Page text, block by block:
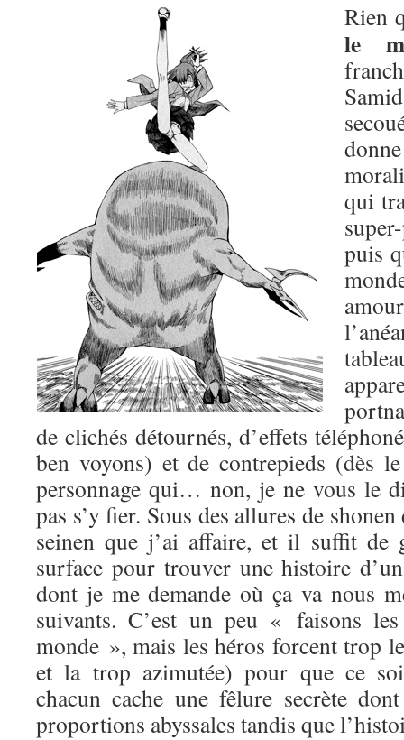
Rien
le
qui
puis
de clichés détournés, d’effets
ben voyons) et de contrepieds (dès
personnage qui… non, je ne vous le
pas s’y fier. Sous des allures de
seinen que j’ai affaire, et il suffit de
surface pour trouver une histoire
dont je me demande où ça va nous
suivants. C’est un peu « faisons
monde », mais les héros forcent trop
et la trop azimutée) pour que ce
chacun cache une fêlure secrète
proportions abyssales tandis que